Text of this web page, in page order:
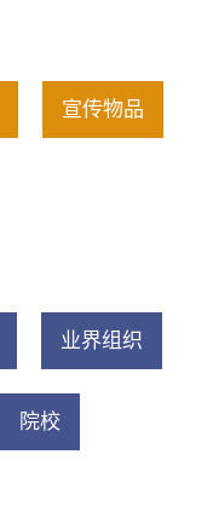
宣传物品
业界组织
院校